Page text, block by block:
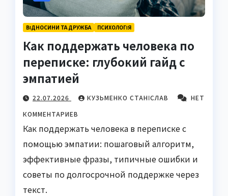
ВІДНОСИНИ ТА ДРУЖБА ПСИХОЛОГІЯ
Как поддержать человека по
переписке: глубокий гайд с
эмпатией
22.07.2026 КУЗЬМЕНКО СТАНІСЛАВ
НЕТ
КОММЕНТАРИЕВ
Как поддержать человека в переписке с
помощью эмпатии: пошаговый алгоритм,
эффективные фразы, типичные ошибки и
советы по долгосрочной поддержке через
текст.